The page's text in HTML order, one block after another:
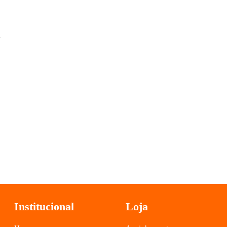
Institucional Loja